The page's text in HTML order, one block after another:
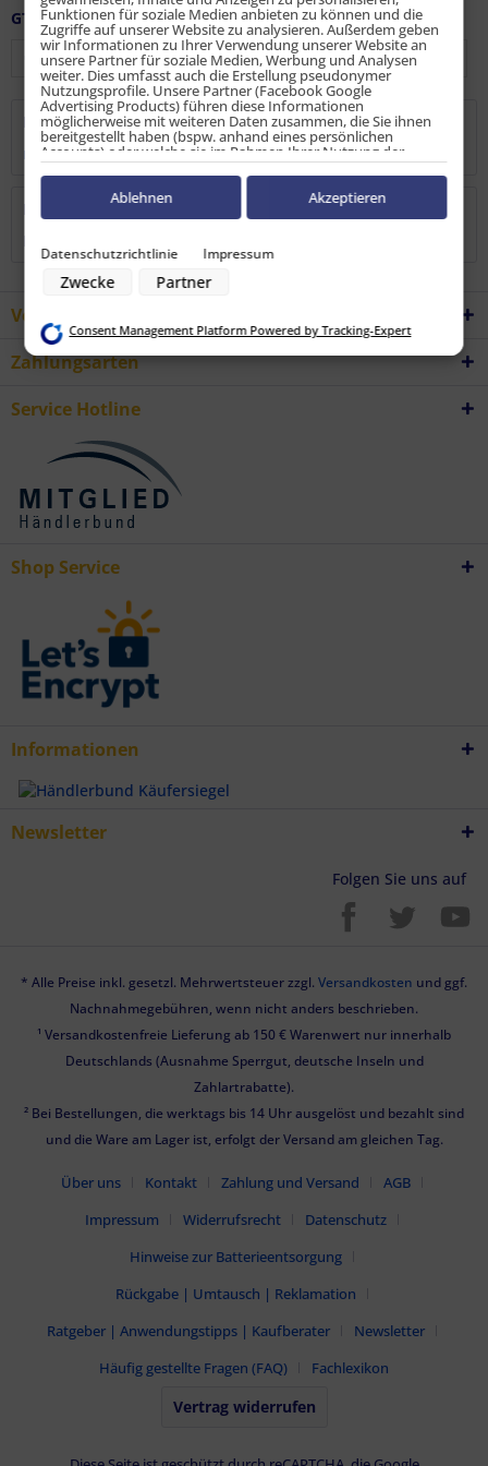
GTIN / EAN:
9010486133872
Beschreibung
mehr
Bewertungen
0
Vorteile
Zahlungsarten
Service Hotline
Shop Service
Informationen
Newsletter
Folgen Sie uns auf
* Alle Preise inkl. gesetzl. Mehrwertsteuer zzgl. Versandkosten und ggf.
Nachnahmegebühren, wenn nicht anders beschrieben.
¹ Versandkostenfreie Lieferung ab 150 € Warenwert nur innerhalb
Deutschlands (Ausnahme Sperrgut, deutsche Inseln und
Zahlartrabatte).
² Bei Bestellungen, die werktags bis 14 Uhr ausgelöst und bezahlt sind
und die Ware am Lager ist, erfolgt der Versand am gleichen Tag.
Über uns Kontakt Zahlung und Versand
AGB
Impressum
Widerrufsrecht
Datenschutz
Hinweise zur Batterieentsorgung
Rückgabe | Umtausch | Reklamation
Ratgeber | Anwendungstipps | Kaufberater
Newsletter
Häufig gestellte Fragen (FAQ)
Fachlexikon
Vertrag widerrufen
Funktionen für soziale Medien anbieten zu können und die
Zugriffe auf unserer Website zu analysieren. Außerdem geben
wir Informationen zu Ihrer Verwendung unserer Website an
unsere Partner für soziale Medien, Werbung und Analysen
weiter. Dies umfasst auch die Erstellung pseudonymer
Nutzungsprofile. Unsere Partner (Facebook Google
Advertising Products) führen diese Informationen
möglicherweise mit weiteren Daten zusammen, die Sie ihnen
bereitgestellt haben (bspw. anhand eines persönlichen
Accounts) oder welche sie im Rahmen Ihrer Nutzung der
Dienste gesammelt haben (bspw. Nutzungsdaten anderer
Geräte). Ihre Einwilligung zur Nutzung von Cookies und Pixeln
können Sie jederzeit widerrufen, indem Sie auf den
Datenschutz-Button links unten klicken und dort die
Zwecke der Datenverarbeitung durch unsere Partner:
Speichern von oder Zugriff auf Informationen auf einem Endgerät
Verwendung von Profilen zur Auswahl personalisierter Werbung
Verwendung von Profilen zur Auswahl personalisierter Inhalte
Messung der Performance von Inhalten
Analyse von Zielgruppen durch Statistiken oder Kombinationen von
Entwicklung und Verbesserung der Angebote
Verwendung reduzierter Daten zur Auswahl von Inhalten
Besondere Features:
Verwendung genauer Standortdaten
Endgeräteeigenschaften zur Identifikation aktiv abfragen
Datenschutzrichtlinie Impressum
Zwecke Partner
Ablehnen Akzeptieren
Consent Management Platform Powered by Tracking-Expert